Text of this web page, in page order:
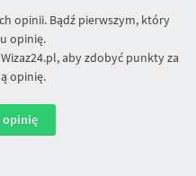
opinii. Bądź pierwszym, który
opinię.
aby zdobyć punkty za
opinię.